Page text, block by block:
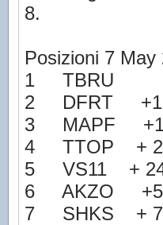
8.
Posizioni 7
1 TBRU
2 DFRT
3 MAPF
4 TTOP +
5 VS11 +
6 AKZO
7 SHKS +